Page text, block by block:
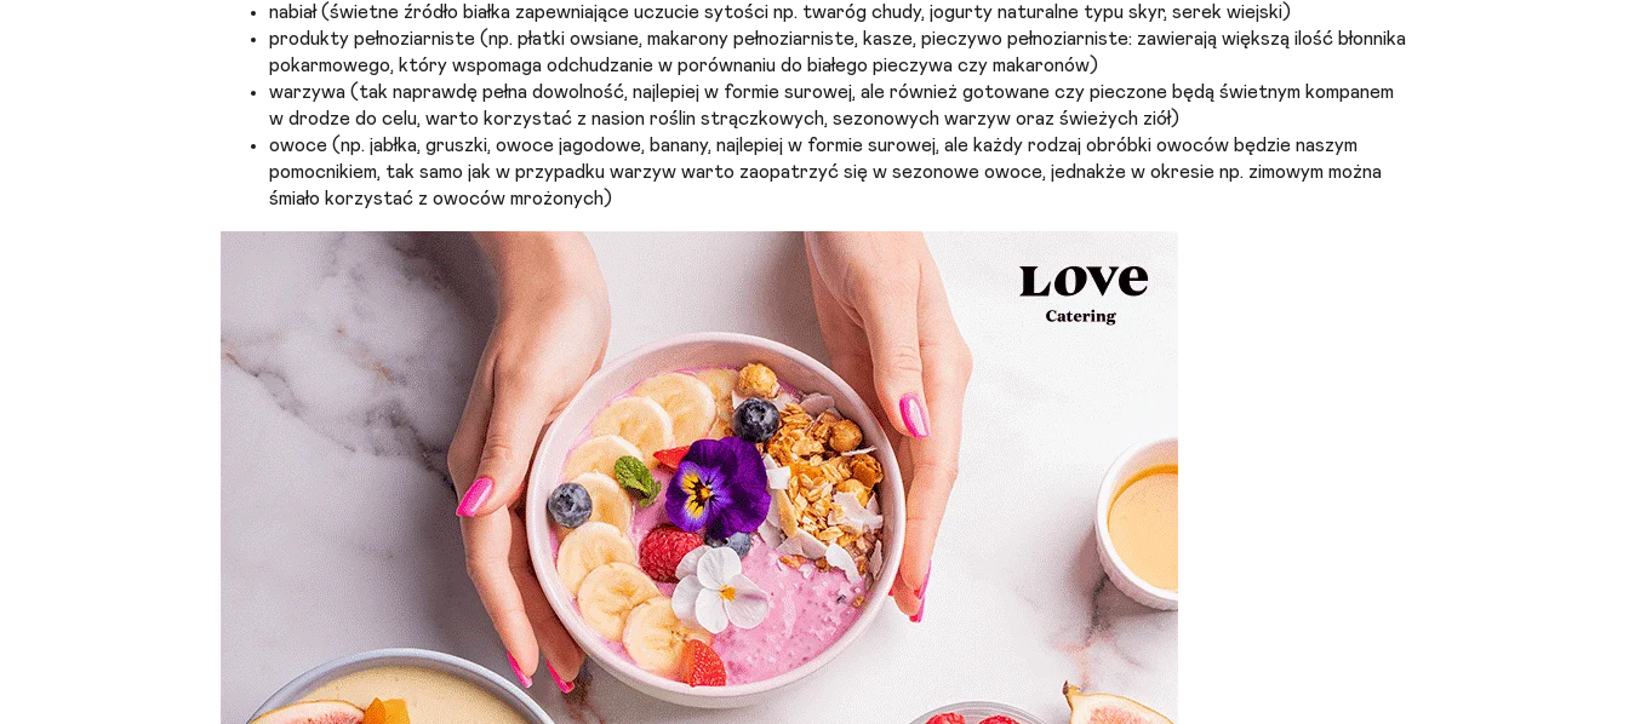
nabiał (świetne źródło białka zapewniające uczucie sytości np. twaróg chudy, jogurty naturalne typu skyr, serek wiejski)
produkty pełnoziarniste (np. płatki owsiane, makarony pełnoziarniste, kasze, pieczywo pełnoziarniste: zawierają większą ilość błonnika
pokarmowego, który wspomaga odchudzanie w porównaniu do białego pieczywa czy makaronów)
warzywa (tak naprawdę pełna dowolność, najlepiej w formie surowej, ale również gotowane czy pieczone będą świetnym kompanem
w drodze do celu, warto korzystać z nasion roślin strączkowych, sezonowych warzyw oraz świeżych ziół)
owoce (np. jabłka, gruszki, owoce jagodowe, banany, najlepiej w formie surowej, ale każdy rodzaj obróbki owoców będzie naszym
pomocnikiem, tak samo jak w przypadku warzyw warto zaopatrzyć się w sezonowe owoce, jednakże w okresie np. zimowym można
śmiało korzystać z owoców mrożonych)